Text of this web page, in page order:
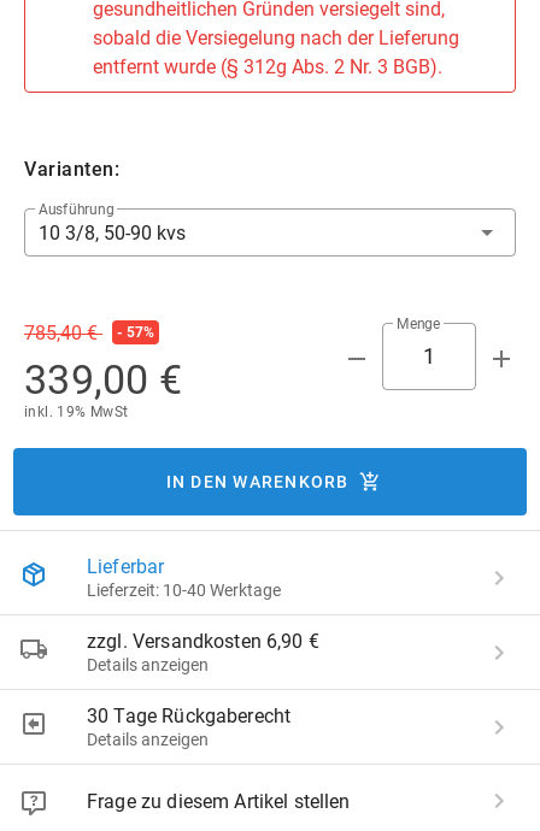
gesundheitlichen Gründen versiegelt sind,
sobald die Versiegelung nach der Lieferung
entfernt wurde (§ 312g Abs. 2 Nr. 3 BGB).
Varianten:
Ausführung
10 3/8, 50-90 kvs
785,40 € - 57%
339,00 €
inkl. 19% MwSt
Menge
IN DEN WARENKORB
Lieferbar
Lieferzeit: 10-40 Werktage
zzgl. Versandkosten 6,90 €
Details anzeigen
30 Tage Rückgaberecht
Details anzeigen
Frage zu diesem Artikel stellen